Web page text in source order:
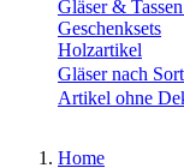
Gläser &
Geschenksets
Holzartikel
Gläser nach
Artikel ohne
Home